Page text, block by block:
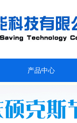
产品中心